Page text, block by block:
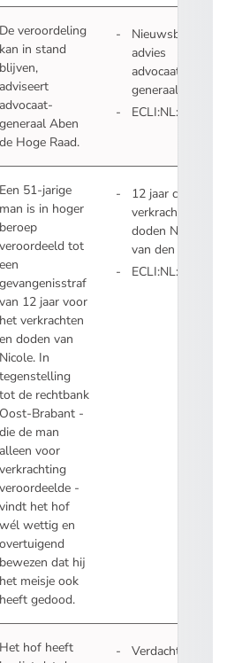
De veroordeling
kan in stand
blijven,
adviseert
advocaat-
generaal Aben
de Hoge Raad.
Nieuwsbericht:
advies
advocaat-
generaal
Een 51-jarige
man is in hoger
beroep
veroordeeld tot
een
gevangenisstraf
van 12 jaar voor
het verkrachten
en doden van
Nicole. In
tegenstelling
tot de rechtbank
Oost-Brabant -
die de man
alleen voor
verkrachting
veroordeelde -
vindt het hof
wél wettig en
overtuigend
bewezen dat hij
het meisje ook
heeft gedood.
12 jaar cel voor
verkrachting en
doden Nicole
van den Hurk
Het hof heeft
Verdachte in